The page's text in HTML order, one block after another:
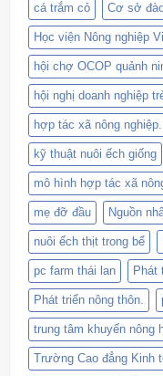
cá trắm cỏ Cơ sở
Học viện Nông nghiệp
hội chợ OCOP quảnh
hội nghị doanh nghiệp
hợp tác xã nông
kỹ thuật nuôi ếch giống
mô hình hợp tác xã
mẹ đỡ đầu Nguồn
nuôi ếch thịt trong bể
pc farm thái lan Phát
Phát triển nông thôn.
trung tâm khuyến nông
Trường Cao đẳng Kinh